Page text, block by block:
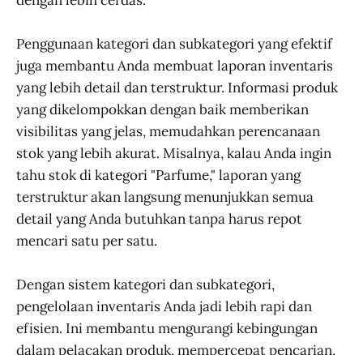
Penggunaan kategori dan subkategori yang efektif
juga membantu Anda membuat laporan inventaris
yang lebih detail dan terstruktur. Informasi produk
yang dikelompokkan dengan baik memberikan
visibilitas yang jelas, memudahkan perencanaan
stok yang lebih akurat. Misalnya, kalau Anda ingin
tahu stok di kategori "Parfume," laporan yang
terstruktur akan langsung menunjukkan semua
detail yang Anda butuhkan tanpa harus repot
mencari satu per satu.
Dengan sistem kategori dan subkategori,
pengelolaan inventaris Anda jadi lebih rapi dan
efisien. Ini membantu mengurangi kebingungan
dalam pelacakan produk, mempercepat pencarian,